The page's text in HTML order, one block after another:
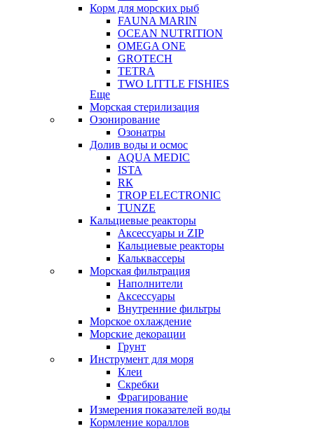
Корм для морских рыб
FAUNA MARIN
OCEAN NUTRITION
OMEGA ONE
GROTECH
TETRA
TWO LITTLE FISHIES
Еще
Морская стерилизация
Озонирование
Озонатры
Долив воды и осмос
AQUA MEDIC
ISTA
RК
TROP ELECTRONIC
TUNZE
Кальциевые реакторы
Аксессуары и ZIP
Кальциевые реакторы
Кальквассеры
Морская фильтрация
Наполнители
Аксессуары
Внутренние фильтры
Морское охлаждение
Морские декорации
Грунт
Инструмент для моря
Клеи
Скребки
Фрагирование
Измерения показателей воды
Кормление кораллов